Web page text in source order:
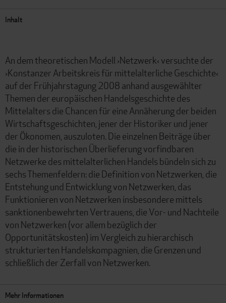
Inhalt
An dem theoretischen Modell ›Netzwerk‹ versuchte der
›Konstanzer Arbeitskreis für mittelalterliche Geschichte‹
auf der Frühjahrstagung 2008 anhand ausgewählter
Themen der europäischen Handelsgeschichte des
Mittelalters die Chancen für eine Annäherung der beiden
Wirtschaftsgeschichten, jener der Historiker und jener
der Ökonomen, auszuloten. Die einzelnen Beiträge über
die in der historischen Überlieferung vorfindbaren
Netzwerke des mittelalterlichen Handels bündeln sich zu
sechs Themenfeldern: die Definition von Netzwerken, die
Entstehung und Entwicklung von Netzwerken, das
Funktionieren von Netzwerken insbesondere mittels
sanktionenbewehrten Vertrauens, die Vor- und Nachteile
von Netzwerken (vor allem bezüglich der
Opportunitätskosten) im Vergleich zu hierarchisch
strukturierten Handelskompagnien, die Grenzen und
schließlich der Zerfall von Netzwerken.
Mehr Informationen